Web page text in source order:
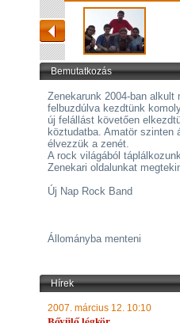
Bemutatkozás
Zenekarunk 2004-ban
felbuzdúlva kezdtünk
új felállást követően
köztudatba. Amatör szinten
élvezzük a zenét.
A rock világából
Zenekari oldalunkat
Új Nap Rock Band
Állományba menteni
Hírek
2007. március 12. 10:10